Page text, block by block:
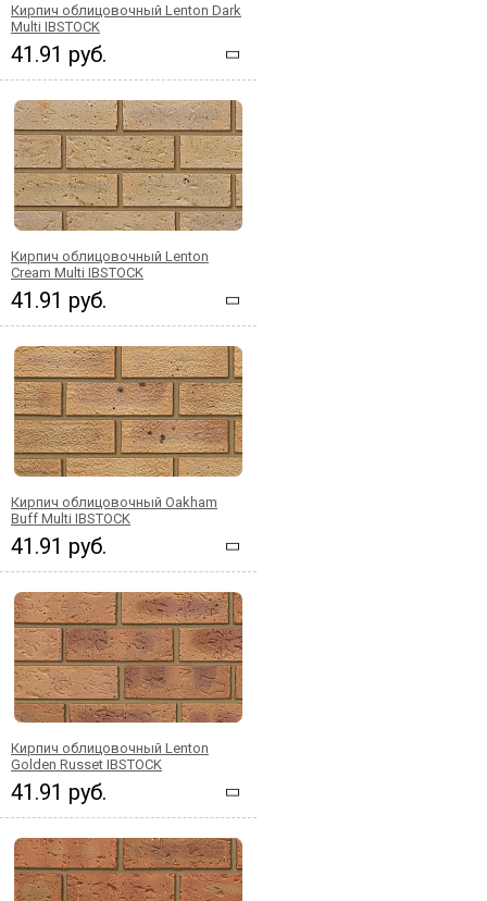
Кирпич облицовочный Lenton Dark
Multi IBSTOCK
41.91 руб.
Кирпич облицовочный Lenton
Cream Multi IBSTOCK
41.91 руб.
Кирпич облицовочный Oakham
Buff Multi IBSTOCK
41.91 руб.
Кирпич облицовочный Lenton
Golden Russet IBSTOCK
41.91 руб.